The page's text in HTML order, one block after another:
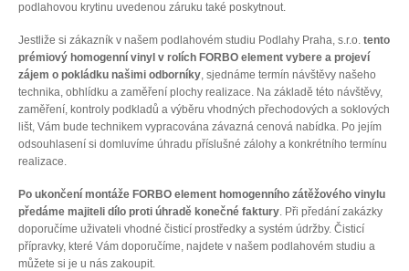
podlahovou krytinu uvedenou záruku také poskytnout.
Jestliže si zákazník v našem podlahovém studiu Podlahy Praha, s.r.o. tento
prémiový homogenní vinyl v rolích FORBO element vybere a projeví
zájem o pokládku našimi odborníky, sjednáme termín návštěvy našeho
technika, obhlídku a zaměření plochy realizace. Na základě této návštěvy,
zaměření, kontroly podkladů a výběru vhodných přechodových a soklových
lišt, Vám bude technikem vypracována závazná cenová nabídka. Po jejím
odsouhlasení si domluvíme úhradu příslušné zálohy a konkrétního termínu
realizace.
Po ukončení montáže FORBO element homogenního zátěžového vinylu
předáme majiteli dílo proti úhradě konečné faktury. Při předání zakázky
doporučíme uživateli vhodné čisticí prostředky a systém údržby. Čisticí
přípravky, které Vám doporučíme, najdete v našem podlahovém studiu a
můžete si je u nás zakoupit.